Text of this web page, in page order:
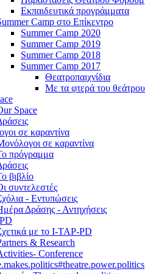
Εκπαιδευτικά προγράμματα
Camp στο Επίκεντρο
Summer Camp 2020
Summer Camp 2019
Summer Camp 2018
Summer Camp 2017
Θεατροπαιχνίδια
Με τα φτερά του θεάτρου
Space
σε καραντίνα
σε καραντίνα
πρόγραμμα
βιβλίο
συντελεστές
- Εντυπώσεις
Δράσης - Αντηχήσεις
με το I-TAP-PD
& Research
Conference